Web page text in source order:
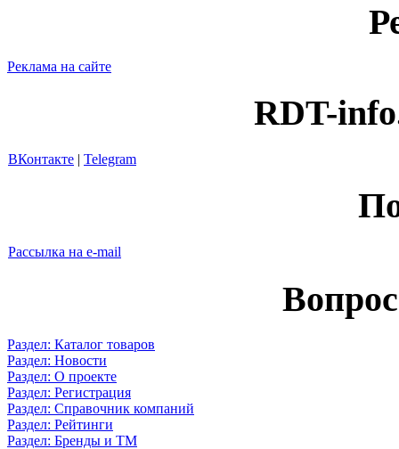
Реклама на сайте
RDT-
ВКонтакте | Telegram
Рассылка на e-mail
Раздел: Каталог товаров
Раздел: Новости
Раздел: О проекте
Раздел: Регистрация
Раздел: Справочник компаний
Раздел: Рейтинги
Раздел: Бренды и ТМ